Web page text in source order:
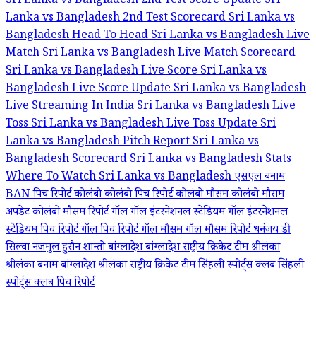
Lanka vs Bangladesh 2nd Test ScorecardSri Lanka vs
Bangladesh Head To HeadSri Lanka vs Bangladesh Live
MatchSri Lanka vs Bangladesh Live Match Scorecard
Sri Lanka vs Bangladesh Live ScoreSri Lanka vs
Bangladesh Live Score UpdateSri Lanka vs Bangladesh
Live Streaming In IndiaSri Lanka vs Bangladesh Live
TossSri Lanka vs Bangladesh Live Toss UpdateSri
Lanka vs Bangladesh Pitch ReportSri Lanka vs
Bangladesh ScorecardSri Lanka vs Bangladesh Stats
Where To Watch Sri Lanka vs Bangladeshएसएल बनाम
BAN पिच रिपोर्टकोलंबोकोलंबो पिच रिपोर्टकोलंबो मौसमकोलंबो मौसम
अपडेटकोलंबो मौसम रिपोर्टगॉलगॉल इंटरनेशनल स्टेडियमगॉल इंटरनेशनल
स्टेडियम पिच रिपोर्टगॉल पिच रिपोर्टगॉल मौसमगॉल मौसम रिपोर्टधनंजय डी
सिल्वानजमुल हुसैन शान्तोबांग्लादेशबांग्लादेश राष्ट्रीय क्रिकेट टीमश्रीलंका
श्रीलंका बनाम बांग्लादेशश्रीलंका राष्ट्रीय क्रिकेट टीमसिंहली स्पोर्ट्स क्लबसिंहली
स्पोर्ट्स क्लब पिच रिपोर्ट